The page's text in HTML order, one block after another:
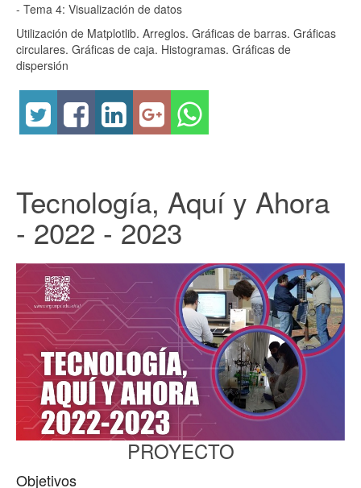
- Tema 4: Visualización de datos
Utilización de Matplotlib. Arreglos. Gráficas de barras. Gráficas
circulares. Gráficas de caja. Histogramas. Gráficas de
dispersión
Tecnología, Aquí y Ahora
- 2022 - 2023
PROYECTO
Objetivos